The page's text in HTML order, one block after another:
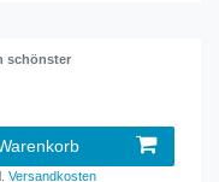
schönster
Versandkosten